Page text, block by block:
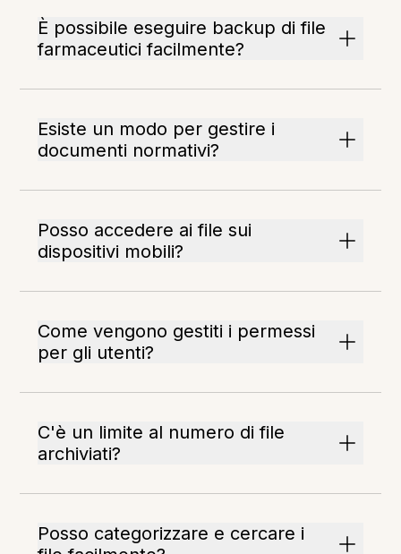
È possibile eseguire backup di file
farmaceutici facilmente?
Esiste un modo per gestire i
documenti normativi?
Posso accedere ai file sui
dispositivi mobili?
Come vengono gestiti i permessi
per gli utenti?
C'è un limite al numero di file
archiviati?
Posso categorizzare e cercare i